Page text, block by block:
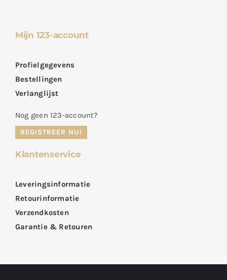
Mijn 123-account
Profielgegevens
Bestellingen
Verlanglijst
Nog geen 123-account?
REGISTREER NU!
Klantenservice
Leveringsinformatie
Retourinformatie
Verzendkosten
Garantie & Retouren